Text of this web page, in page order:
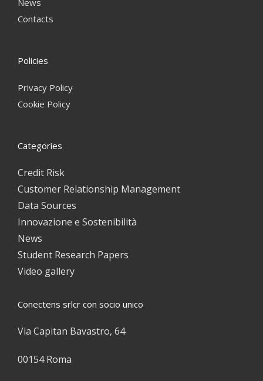
News
Contacts
Policies
Privacy Policy
Cookie Policy
Categories
Credit Risk
Customer Relationship Management
Data Sources
Innovazione e Sostenibilità
News
Student Research Papers
Video gallery
Conectens srlcr con socio unico
Via Capitan Bavastro, 64
00154 Roma